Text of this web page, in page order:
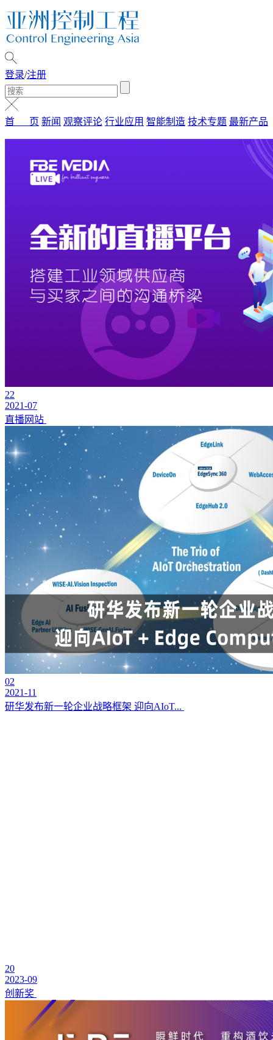
登录/注册
首 页 新闻 观察评论 行业应用 智能制造 技术专题 最新产品
22
2021-07
直播网站
02
2021-11
研华发布新一轮企业战略框架 迎向AIoT...
20
2023-09
创新奖